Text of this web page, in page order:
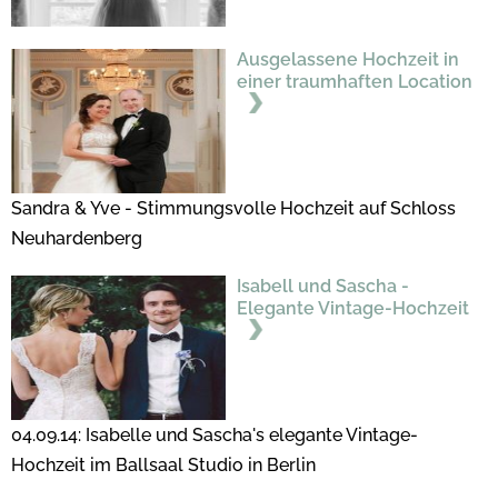
Ausgelassene Hochzeit in
einer traumhaften Location
Sandra & Yve - Stimmungsvolle Hochzeit auf Schloss
Neuhardenberg
Isabell und Sascha -
Elegante Vintage-Hochzeit
04.09.14: Isabelle und Sascha's elegante Vintage-
Hochzeit im Ballsaal Studio in Berlin